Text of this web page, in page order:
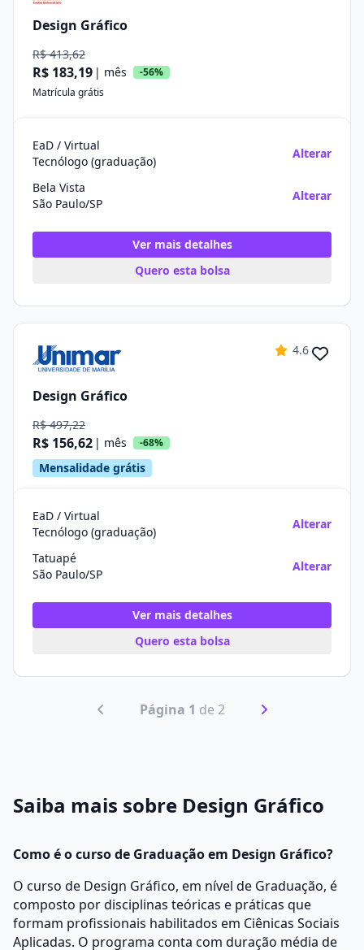
Design Gráfico
R$ 413,62
R$ 183,19 | mês
-56%
Matrícula grátis
EaD / Virtual
Tecnólogo (graduação)
Alterar
Bela Vista
São Paulo/SP
Alterar
Ver mais detalhes
Quero esta bolsa
4.6
Design Gráfico
R$ 497,22
R$ 156,62 | mês -68%
Mensalidade grátis
EaD / Virtual
Tecnólogo (graduação)
Alterar
Tatuapé
São Paulo/SP
Alterar
Ver mais detalhes
Quero esta bolsa
Página 1 de 2
Saiba mais sobre Design Gráfico
Como é o curso de Graduação em Design Gráfico?
O curso de Design Gráfico, em nível de Graduação, é
composto por disciplinas teóricas e práticas que
formam profissionais habilitados em Ciênicas Sociais
Aplicadas. O programa conta com duração média de